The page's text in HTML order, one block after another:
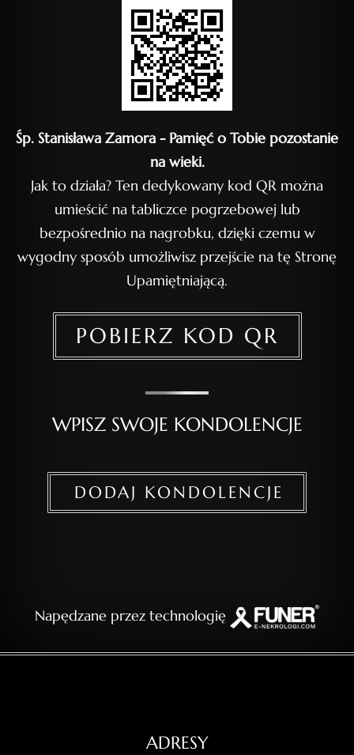
Śp. Stanisława Zamora - Pamięć o Tobie pozostanie
na wieki.
Jak to działa? Ten dedykowany kod QR można
umieścić na tabliczce pogrzebowej lub
bezpośrednio na nagrobku, dzięki czemu w
wygodny sposób umożliwisz przejście na tę Stronę
Upamiętniającą.
POBIERZ KOD QR
WPISZ SWOJE KONDOLENCJE
DODAJ KONDOLENCJE
Napędzane przez technologię
ADRESY